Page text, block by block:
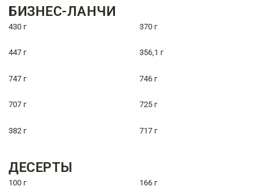
БИЗНЕС-ЛАНЧИ
430 г 370 г
447 г 356,1 г
747 г 746 г
707 г 725 г
382 г 717 г
ДЕСЕРТЫ
100 г 166 г